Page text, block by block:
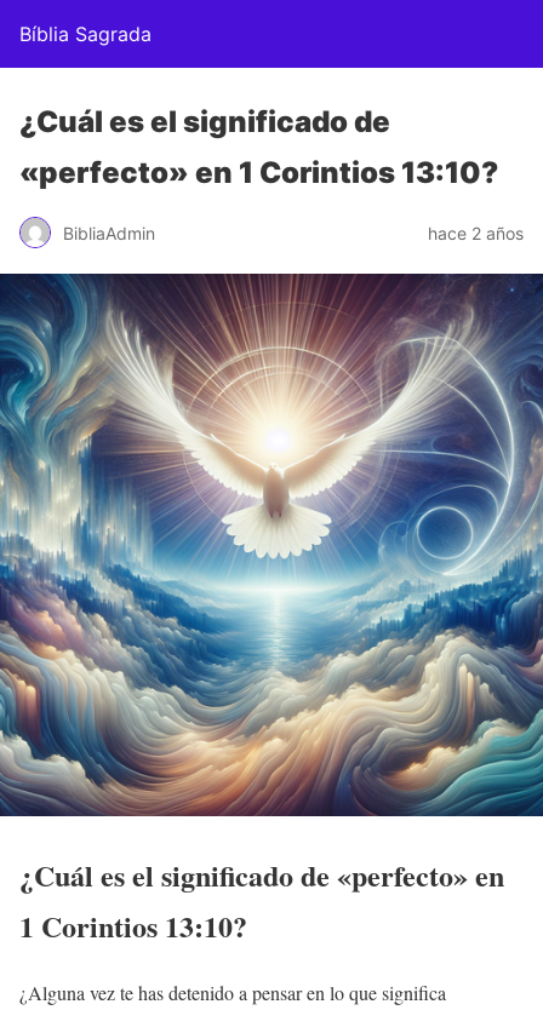
Bíblia Sagrada
¿Cuál es el significado de
«perfecto» en 1 Corintios 13:10?
BibliaAdmin hace 2 años
¿Cuál es el significadode «perfecto» en
1 Corintios 13:10?
¿Alguna vez te has detenido a pensar en lo que significa